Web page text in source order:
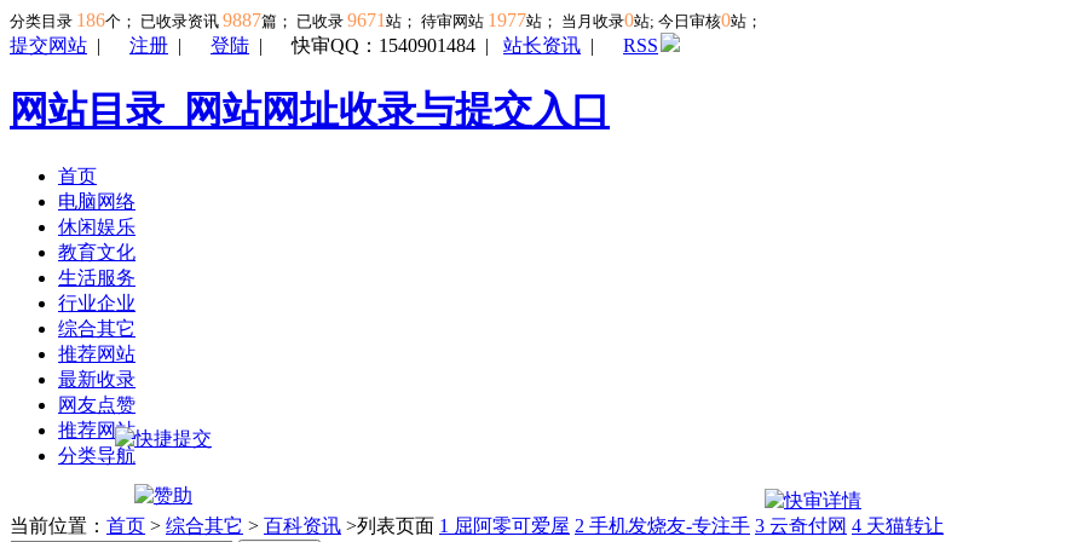
分类目录 186个； 已收录资讯 9887篇； 已收录 9671 站； 待审网站 1977站； 当月收录0站; 今日审核0站；
提交网站 | 注册 | 登陆 |快审QQ：1540901484 | 站长资讯 | RSS
网站目录_网站网址收录与提交入口
首页
电脑网络
休闲娱乐
教育文化
生活服务
行业企业
综合其它
推荐网站
最新收录
网友点赞
推荐网站
分类导航
当前位置： 首页 > 综合其它 > 百科资讯 >列表页面 1 屈阿零可爱屋 2 手机发烧友-专注手 3 云奇付网 4 天猫转让